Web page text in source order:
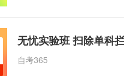
无忧实验班 扫除单科
自考365